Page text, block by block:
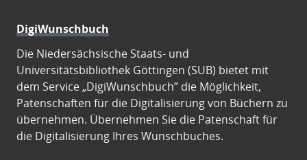
DigiWunschbuch
Die Niedersächsische Staats- und
Universitätsbibliothek Göttingen (SUB) bietet mit
dem Service „DigiWunschbuch” die Möglichkeit,
Patenschaften für die Digitalisierung von Büchern zu
übernehmen. Übernehmen Sie die Patenschaft für
die Digitalisierung Ihres Wunschbuches.